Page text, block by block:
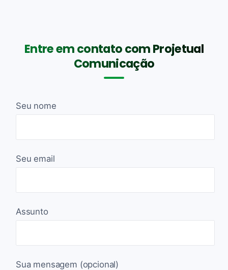
Entre em contato com Projetual
Comunicação
Seu nome
Seu email
Assunto
Sua mensagem (opcional)